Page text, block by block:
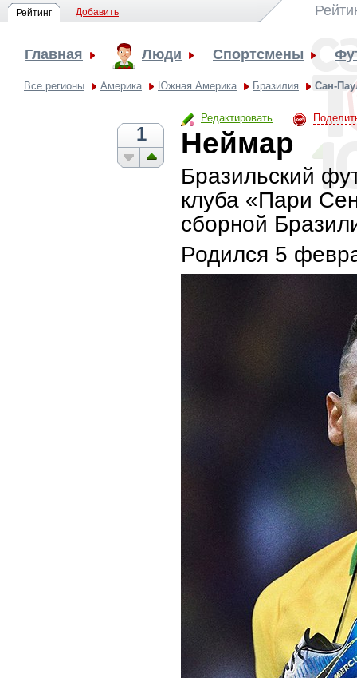
Рейтинг Добавить
Главная Люди Спортсмены
Все регионы Америка Южная Америка Бразилия Сан-
Редактировать
1 Неймар
Бразильский
клуба «Пари
сборной
Родился 5